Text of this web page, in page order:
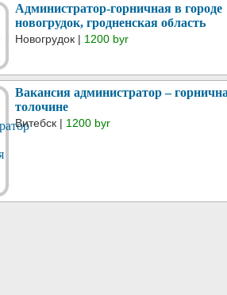
Администратор-горничная в городе
новогрудок, гродненская область
Новогрудок | 1200 byr
Вакансия администратор –
толочине
Витебск | 1200 byr